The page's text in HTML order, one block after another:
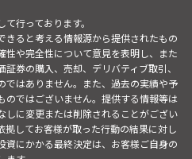
行っております。
きると考える情報源から提供されたもの
性や完全性について意見を表明し、また
券の購入、売却、デリバティブ取引、
ではありません。また、過去の実績や予
のではございません。提供する情報等は
しに変更または削除されることがござい
拠してお客様が取った行動の結果に対し
資にかかる最終決定は、お客様ご自身の